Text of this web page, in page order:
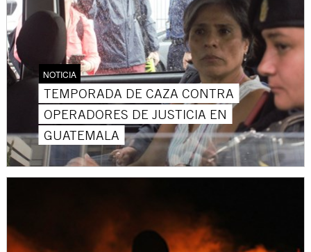
NOTICIA
TEMPORADA DE CAZA CONTRA
OPERADORES DE JUSTICIA EN
GUATEMALA